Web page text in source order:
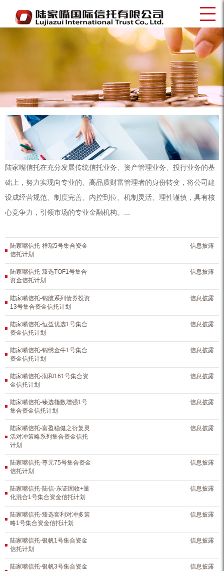
陆家嘴信托在充分发展传统信托业务、资产管理业务、投行业务的基
础上，努力实现向专业的、高品质财富管理者的身份转变，将公司建
设成经营规范、制度完善、内控到位、机制灵活、理性谨慎，具有核
心竞争力，引领市场的专业金融机构。...
陆家嘴信托-祥瑞5号集合资金
信托计划
信息披露
陆家嘴信托-臻选TOF1号集合
资金信托计划
信息披露
陆家嘴信托-锦航系列债券投资
13号集合资金信托计划
信息披露
陆家嘴信托-恒益优选1号集合
资金信托计划
信息披露
陆家嘴信托-锦绣金牛1号集合
资金信托计划
信息披露
陆家嘴信托-润和161号集合资
金信托计划
信息披露
陆家嘴信托-臻选指数增强1号
集合资金信托计划
信息披露
陆家嘴信托-富盈稳健之衍复灵
活对冲策略系列集合资金信托
计划
信息披露
陆家嘴信托-尊元75号集合资金
信托计划
信息披露
陆家嘴信托-陆信-东证固收+量
化混合1号集合资金信托计划
信息披露
陆家嘴信托-臻选套利对冲多策
略1号集合资金信托计划
信息披露
陆家嘴信托-银帆1号集合资金
信托计划
信息披露
陆家嘴信托-银帆3号集合资金
信息披露